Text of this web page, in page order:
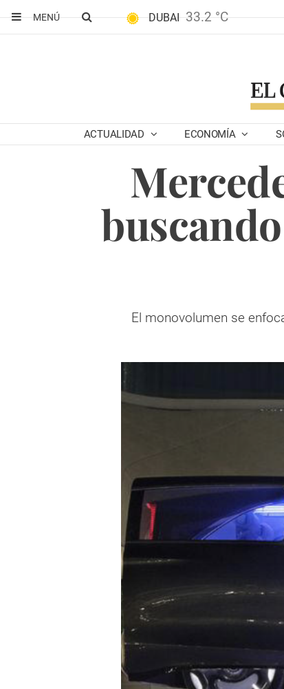
MENÚ
DUBAI 33.2 °C
ACTUALIDAD ECONOMÍA
El monovolumen se